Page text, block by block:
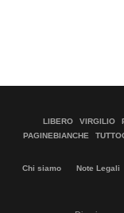
LIBERO VIRGILIO
PAGINEBIANCHE
Chi siamo Note Legali